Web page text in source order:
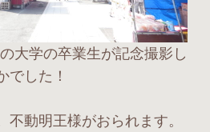
大学の卒業生が記念撮影し
でした！
不動明王様がおられます。